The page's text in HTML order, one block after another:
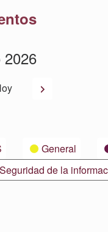
2026
Siguiente
General
Seguridad de la